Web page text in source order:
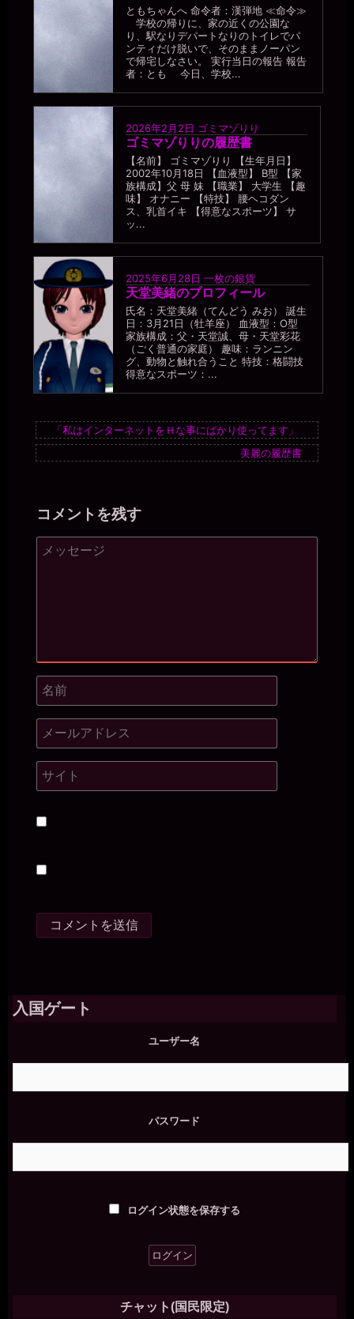
ともちゃんへ 命令者：漢弾地 ≪命令≫
学校の帰りに、家の近くの公園な
り、駅なりデパートなりのトイレでパ
ンティだけ脱いで、そのままノーパン
で帰宅しなさい。 実行当日の報告 報告
者：とも 今日、学校...
2026年2月2日 ゴミマゾりり
ゴミマゾりりの履歴書
【名前】 ゴミマゾりり 【生年月日】
2002年10月18日 【血液型】 B型 【家
族構成】父 母 妹 【職業】 大学生 【趣
味】 オナニー 【特技】 腰ヘコダン
ス、乳首イキ 【得意なスポーツ】 サ
ッ...
2025年6月28日 一枚の銀貨
天堂美緒のプロフィール
氏名：天堂美緒（てんどう みお） 誕生
日：3月21日（牡羊座） 血液型：O型
家族構成：父・天堂誠、母・天堂彩花
（ごく普通の家庭） 趣味：ランニン
グ、動物と触れ合うこと 特技：格闘技
得意なスポーツ：...
「私はインターネットをＨな事にばかり使ってます」
美麗の履歴書
コメントを残す
入国ゲート
ユーザー名
パスワード
ログイン状態を保存する
チャット(国民限定)